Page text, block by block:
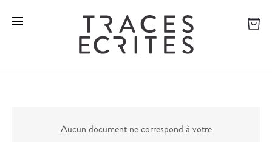
Aucun document ne correspond à votre